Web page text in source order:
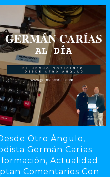
Otro Ángulo,
Germán Carías
Actualidad.
Comentarios Con